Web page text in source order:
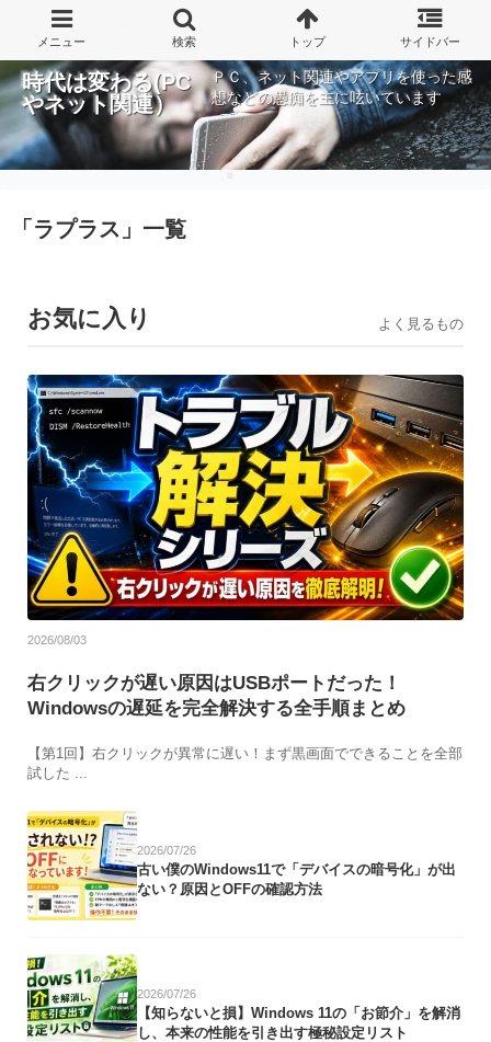
時代は変わる(PC
やネット関連）
ＰＣ、ネット関連やアプリを使った感
想などの愚痴を主に呟いています
「 ラプラス 」 一覧
お気に入り よく見るもの
2026/08/03
右クリックが遅い原因はUSBポートだった！
Windowsの遅延を完全解決する全手順まとめ
【第1回】右クリックが異常に遅い！まず黒画面でできることを全部
試した ...
2026/07/26
古い僕のWindows11で「デバイスの暗号化」が出
ない？原因とOFFの確認方法
2026/07/26
【知らないと損】Windows 11の「お節介」を解消
し、本来の性能を引き出す極秘設定リスト